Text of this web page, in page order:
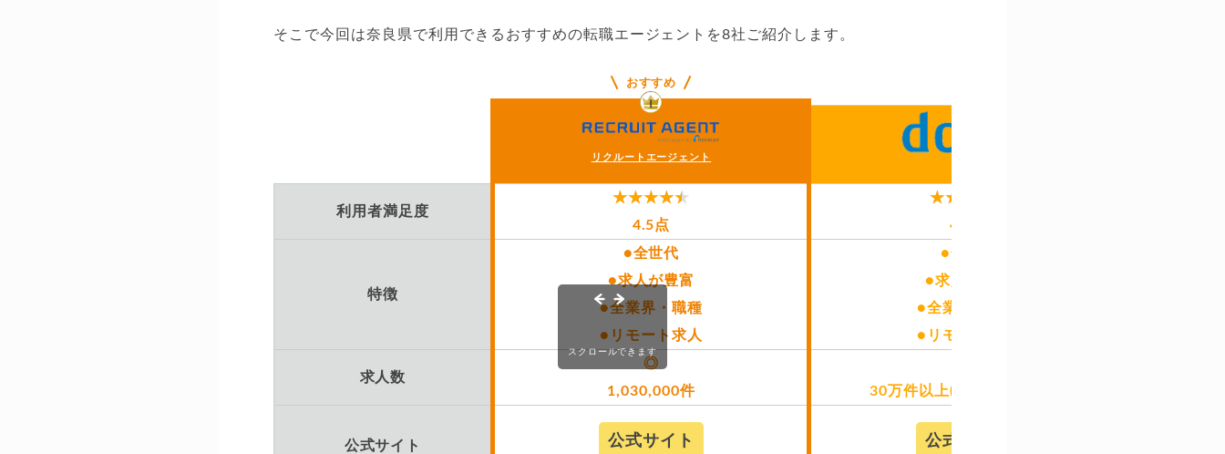
そこで今回は奈良県で利用できるおすすめの転職エージェントを8社ご紹介します。
おすすめ
リクルートエージェント
利用者満足度
4.5点
4.3点
特徴
●全世代
●求人が豊富
●全業界・職種
●リモート求人
●全世代
●求人が豊富
●全業界・職種
●リモート求人
求人数
◎
1,030,000件
30万件以上(非公開求人含む)
公式サイト 公式サイト 公式サイト
スクロールできます